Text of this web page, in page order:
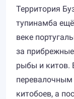
Территория
тупинамба
веке
за
рыбы и китов.
перевалочным
китобоев, а